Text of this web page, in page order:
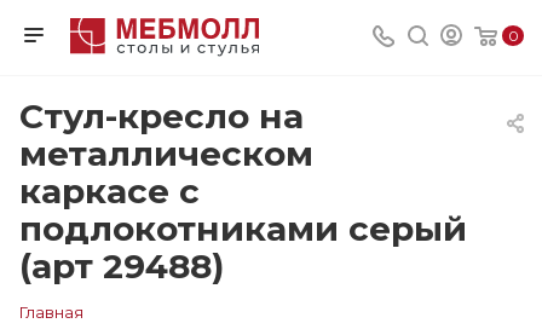
0
Стул-кресло на
металлическом
каркасе с
подлокотниками серый
(арт 29488)
Главная